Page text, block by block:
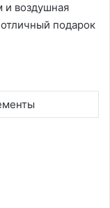
и воздушная
подарок